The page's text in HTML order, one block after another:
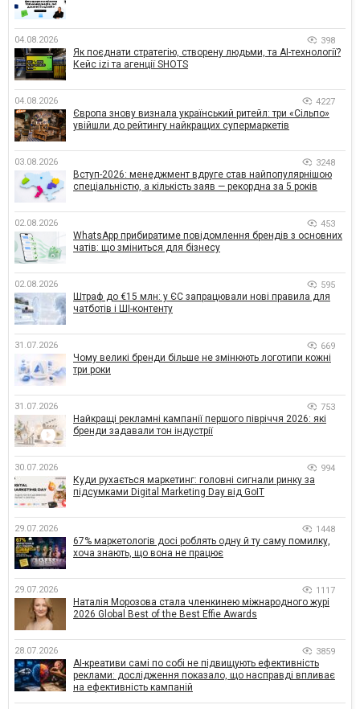
04.08.2026 398
Як поєднати стратегію, створену людьми, та AI-технології?
Кейс izi та агенції SHOTS
04.08.2026 4227
Європа знову визнала український ритейл: три «Сільпо»
увійшли до рейтингу найкращих супермаркетів
03.08.2026 3248
Вступ-2026: менеджмент вдруге став найпопулярнішою
спеціальністю, а кількість заяв — рекордна за 5 років
02.08.2026 453
WhatsApp прибиратиме повідомлення брендів з основних
чатів: що зміниться для бізнесу
02.08.2026 595
Штраф до €15 млн: у ЄС запрацювали нові правила для
чатботів і ШІ-контенту
31.07.2026 669
Чому великі бренди більше не змінюють логотипи кожні
три роки
31.07.2026 753
Найкращі рекламні кампанії першого півріччя 2026: які
бренди задавали тон індустрії
30.07.2026 994
Куди рухається маркетинг: головні сигнали ринку за
підсумками Digital Marketing Day від GoIT
29.07.2026 1448
67% маркетологів досі роблять одну й ту саму помилку,
хоча знають, що вона не працює
29.07.2026 1117
Наталія Морозова стала членкинею міжнародного журі
2026 Global Best of the Best Effie Awards
28.07.2026 3859
AI-креативи самі по собі не підвищують ефективність
реклами: дослідження показало, що насправді впливає
на ефективність кампаній